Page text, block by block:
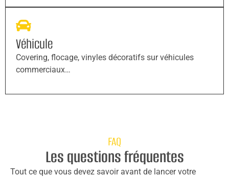
Véhicule
Covering, flocage, vinyles décoratifs sur véhicules
commerciaux…
FAQ
Les questions fréquentes
Tout ce que vous devez savoir avant de lancer votre